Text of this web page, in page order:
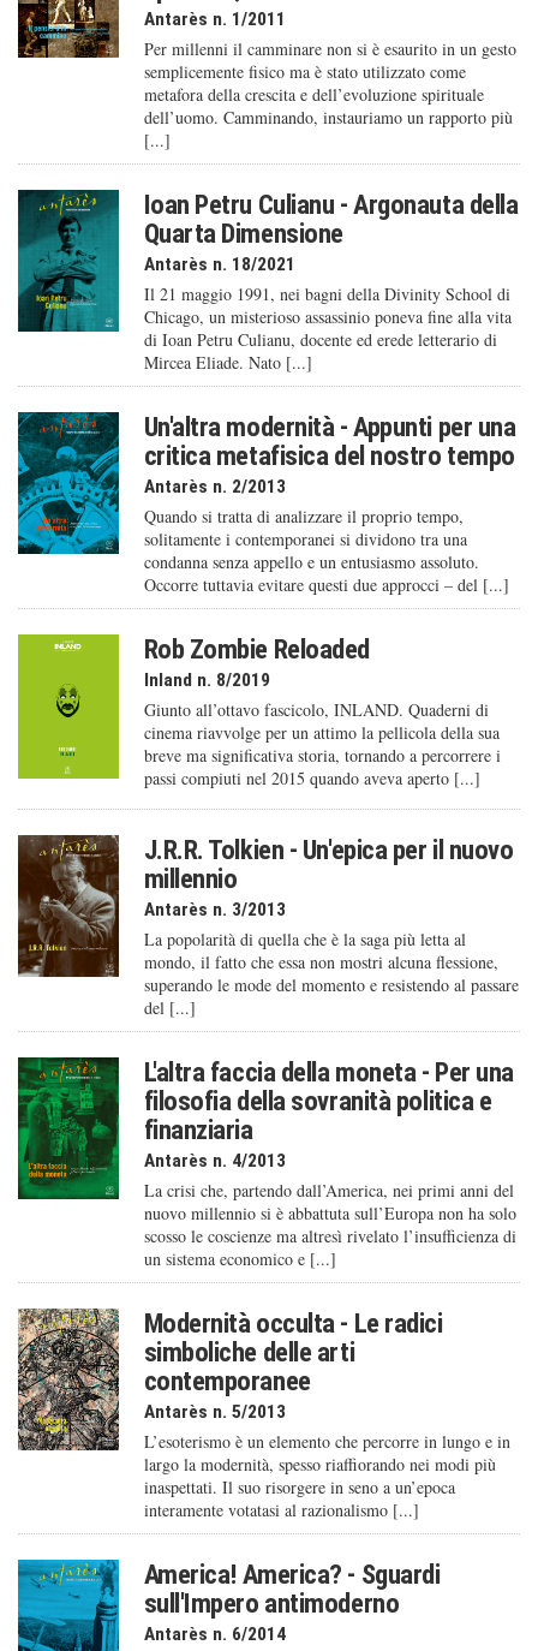
Antarès n. 1/2011
Per millenni il camminare non si è esaurito in un gesto
semplicemente fisico ma è stato utilizzato come
metafora della crescita e dell’evoluzione spirituale
dell’uomo. Camminando, instauriamo un rapporto più
[...]
Ioan Petru Culianu - Argonauta della
Quarta Dimensione
Antarès n. 18/2021
Il 21 maggio 1991, nei bagni della Divinity School di
Chicago, un misterioso assassinio poneva fine alla vita
di Ioan Petru Culianu, docente ed erede letterario di
Mircea Eliade. Nato [...]
Un'altra modernità - Appunti per una
critica metafisica del nostro tempo
Antarès n. 2/2013
Quando si tratta di analizzare il proprio tempo,
solitamente i contemporanei si dividono tra una
condanna senza appello e un entusiasmo assoluto.
Occorre tuttavia evitare questi due approcci – del [...]
Rob Zombie Reloaded
Inland n. 8/2019
Giunto all’ottavo fascicolo, INLAND. Quaderni di
cinema riavvolge per un attimo la pellicola della sua
breve ma significativa storia, tornando a percorrere i
passi compiuti nel 2015 quando aveva aperto [...]
J.R.R. Tolkien - Un'epica per il nuovo
millennio
Antarès n. 3/2013
La popolarità di quella che è la saga più letta al
mondo, il fatto che essa non mostri alcuna flessione,
superando le mode del momento e resistendo al passare
del [...]
L'altra faccia della moneta - Per una
filosofia della sovranità politica e
finanziaria
Antarès n. 4/2013
La crisi che, partendo dall’America, nei primi anni del
nuovo millennio si è abbattuta sull’Europa non ha solo
scosso le coscienze ma altresì rivelato l’insufficienza di
un sistema economico e [...]
Modernità occulta - Le radici
simboliche delle arti
contemporanee
Antarès n. 5/2013
L’esoterismo è un elemento che percorre in lungo e in
largo la modernità, spesso riaffiorando nei modi più
inaspettati. Il suo risorgere in seno a un’epoca
interamente votatasi al razionalismo [...]
America! America? - Sguardi
sull'Impero antimoderno
Antarès n. 6/2014